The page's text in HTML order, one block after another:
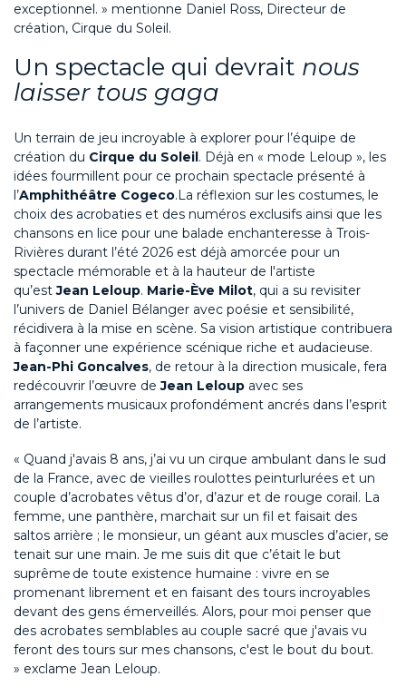
exceptionnel. » mentionne Daniel Ross, Directeur de
création, Cirque du Soleil.
Un spectacle qui devrait nous
laisser tous gaga
Un terrain de jeu incroyable à explorer pour l’équipe de
création du Cirque du Soleil. Déjà en « mode Leloup », les
idées fourmillent pour ce prochain spectacle présenté à
l’Amphithéâtre Cogeco.La réflexion sur les costumes, le
choix des acrobaties et des numéros exclusifs ainsi que les
chansons en lice pour une balade enchanteresse à Trois-
Rivières durant l’été 2026 est déjà amorcée pour un
spectacle mémorable et à la hauteur de l'artiste
qu’estJean Leloup. Marie-Ève Milot, qui a su revisiter
l’univers de Daniel Bélanger avec poésie et sensibilité,
récidivera à la mise en scène. Sa vision artistique contribuera
à façonner une expérience scénique riche et audacieuse.
Jean-Phi Goncalves, de retour à la direction musicale, fera
redécouvrir l’œuvre deJean Leloup avec ses
arrangements musicaux profondément ancrés dans l’esprit
de l’artiste.
« Quand j'avais 8 ans, j’ai vu un cirque ambulant dans le sud
de la France, avec de vieilles roulottes peinturlurées et un
couple d’acrobates vêtus d’or, d’azur et de rouge corail. La
femme, une panthère, marchait sur un fil et faisait des
saltos arrière ; le monsieur, un géant aux muscles d’acier, se
tenait sur une main. Je me suis dit que c’était le but
suprême de toute existence humaine : vivre en se
promenant librement et en faisant des tours incroyables
devant des gens émerveillés. Alors, pour moi penser que
des acrobates semblables au couple sacré que j'avais vu
feront des tours sur mes chansons, c'est le bout du bout.
» exclame Jean Leloup.